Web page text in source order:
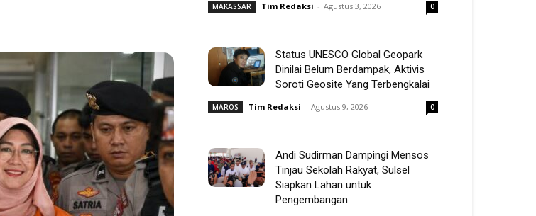
MAKASSAR Tim Redaksi - Agustus 3, 2026 0
Status UNESCO Global Geopark
Dinilai Belum Berdampak, Aktivis
Soroti Geosite Yang Terbengkalai
MAROS Tim Redaksi - Agustus 9, 2026 0
Andi Sudirman Dampingi Mensos
Tinjau Sekolah Rakyat, Sulsel
Siapkan Lahan untuk
Pengembangan